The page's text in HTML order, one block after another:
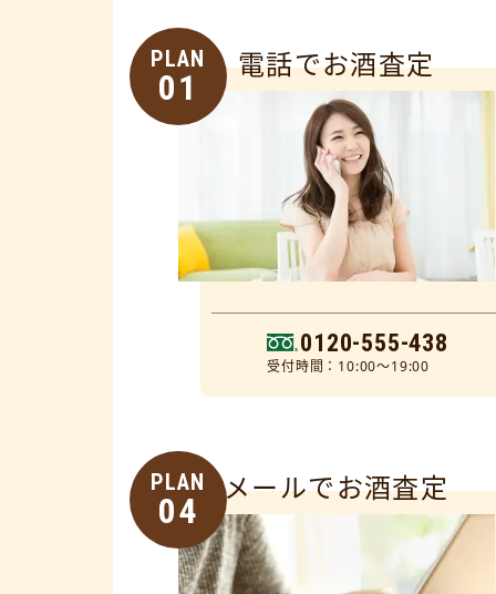
PLAN
01
電話でお酒査定
0120-555-438
受付時間：10:00～19:00
PLAN
04
メールでお酒査定